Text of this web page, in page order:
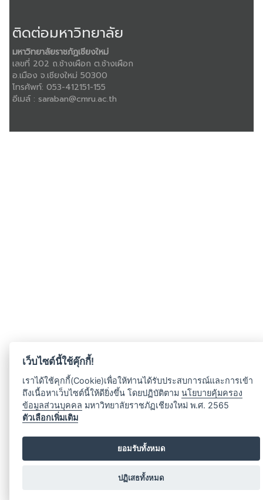
ติดต่อมหาวิทยาลัย
มหาวิทยาลัยราชภัฏเชียงใหม่
เลขที่ 202 ถ.ช้างเผือก ต.ช้างเผือก
อ.เมือง จ.เชียงใหม่ 50300
โทรศัพท์: 053-412151-155
อีเมล์ : saraban@cmru.ac.th
เว็บไซต์นี้ใช้คุ๊กกี้!
เราได้ใช้คุกกี้(Cookie)เพื่อให้ท่านได้รับประสบการณ์และการเข้า
ถึงเนื้อหาเว็บไซต์นี้ให้ดียิ่งขึ้น โดยปฏิบัติตามนโยบายคุ้มครอง
ข้อมูลส่วนบุคคล มหาวิทยาลัยราชภัฏเชียงใหม่ พ.ศ. 2565
ตัวเลือกเพิ่มเติม
ยอมรับทั้งหมด
ปฏิเสธทั้งหมด